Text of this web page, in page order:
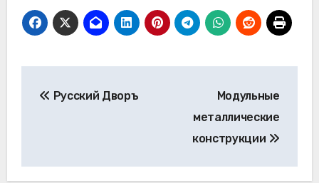
Русский Дворъ
Модульные
металлические
конструкции